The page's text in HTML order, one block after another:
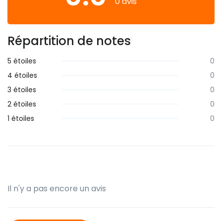
Répartition de notes
5 étoiles
0
4 étoiles
0
3 étoiles
0
2 étoiles
0
1 étoiles
0
Il n'y a pas encore un avis